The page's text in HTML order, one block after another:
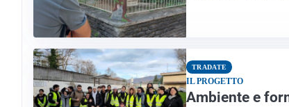
TRADATE
IL PROGETTO
Ambiente e